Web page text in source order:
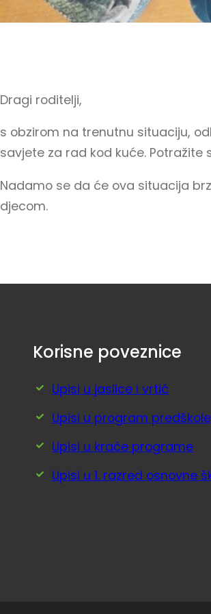
Dragi roditelji,
s obzirom na trenutnu situaciju,
savjete za rad kod kuće.
Nadamo se da će ova situacija
djecom.
Korisne poveznice
Upisi u jaslice i vrtić
Upisi u program predškole
Upisi u kraće programe
Upisi u 1. razred osnovne